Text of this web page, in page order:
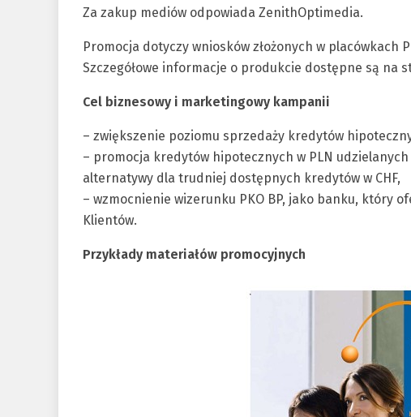
Za zakup mediów odpowiada ZenithOptimedia.
Promocja dotyczy wniosków złożonych w placówkach
Szczegółowe informacje o produkcie dostępne są na
Cel biznesowy i marketingowy kampanii
– zwiększenie poziomu sprzedaży kredytów
– promocja kredytów hipotecznych w PLN
alternatywy dla trudniej dostępnych kredytów w CHF,
– wzmocnienie wizerunku PKO BP, jako banku, który
Klientów.
Przykłady materiałów promocyjnych